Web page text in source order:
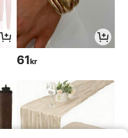
61kr